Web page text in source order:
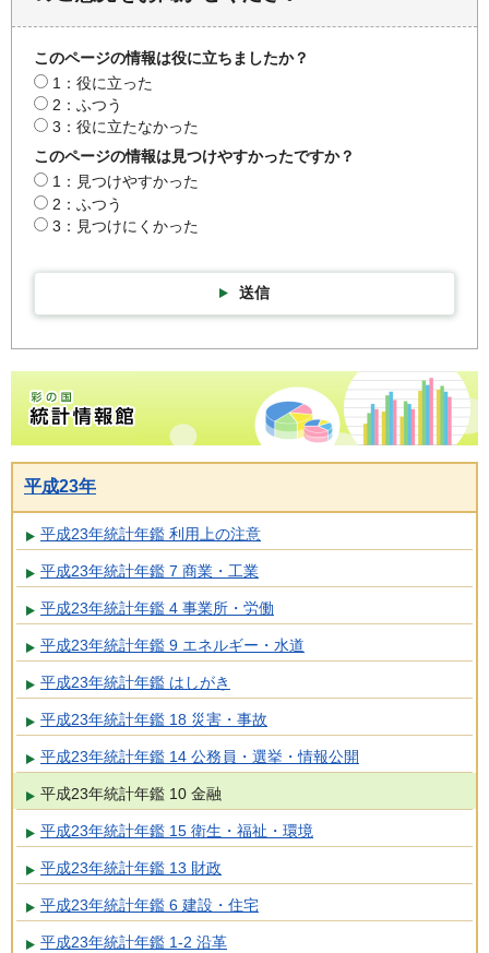
このページの情報は役に立ちましたか？
1：役に立った
2：ふつう
3：役に立たなかった
このページの情報は見つけやすかったですか？
1：見つけやすかった
2：ふつう
3：見つけにくかった
送信
彩の国統計情報館トップページ
平成23年
平成23年統計年鑑 利用上の注意
平成23年統計年鑑 7 商業・工業
平成23年統計年鑑 4 事業所・労働
平成23年統計年鑑 9 エネルギー・水道
平成23年統計年鑑 はしがき
平成23年統計年鑑 18 災害・事故
平成23年統計年鑑 14 公務員・選挙・情報公開
平成23年統計年鑑 10 金融
平成23年統計年鑑 15 衛生・福祉・環境
平成23年統計年鑑 13 財政
平成23年統計年鑑 6 建設・住宅
平成23年統計年鑑 1-2 沿革